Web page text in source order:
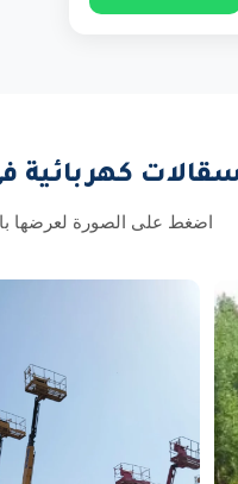
كهربائية
اضغط على الصورة لعرضها